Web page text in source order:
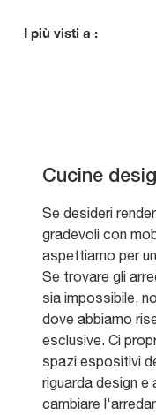
I più visti a :
Cucine
Se desideri
gradevoli con
aspettiamo per
Se trovare gli
sia impossibile,
dove abbiamo
esclusive. Ci
spazi espositivi
riguarda design
cambiare